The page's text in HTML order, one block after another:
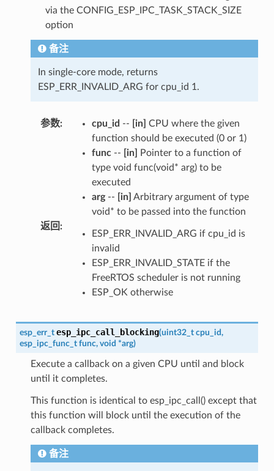
via the CONFIG_ESP_IPC_TASK_STACK_SIZE
option
备注
In single-core mode, returns
ESP_ERR_INVALID_ARG for cpu_id 1.
参数: cpu_id -- [in] CPU where the given
function should be executed (0 or 1)
func-- [in]
Pointer to a function of
type void func(void* arg) to be
executed
arg-- [in] Arbitrary argument of type
void* to be passed into the function
返回 :
ESP_ERR_INVALID_ARG if cpu_id is
invalid
ESP_ERR_INVALID_STATE if the
FreeRTOS scheduler is not running
ESP_OK otherwise
esp_err_t esp_ipc_call_blocking(uint32_t cpu_id,
esp_ipc_func_t func, void *arg)
Execute a callback on a given CPU until and block
until it completes.
This function is identical to esp_ipc_call() except that
this function will block until the execution of the
callback completes.
备注